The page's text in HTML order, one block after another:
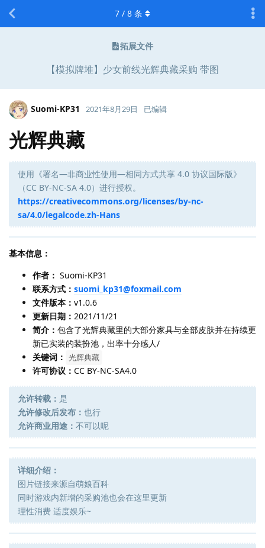
拓展文件
【模拟牌堆】少女前线光辉典藏采购 带图
7 / 8 条
Suomi-KP31 2021年8月29日 已编辑
光辉典藏
使用《署名—非商业性使用—相同方式共享 4.0 协议国际版》
（CC BY-NC-SA 4.0）进行授权。
https://creativecommons.org/licenses/by-nc-
sa/4.0/legalcode.zh-Hans
基本信息：
作者： Suomi-KP31
联系方式： suomi_kp31@foxmail.com
文件版本： v1.0.6
更新日期： 2021/11/21
简介： 包含了光辉典藏里的大部分家具与全部皮肤并在持续更
新已实装的装扮池，出率十分感人/
关键词：
光辉典藏
许可协议： CC BY-NC-SA4.0
允许转载： 是
允许修改后发布： 也行
允许商业用途： 不可以呢
详细介绍：
图片链接来源自萌娘百科
同时游戏内新增的采购池也会在这里更新
理性消费 适度娱乐~